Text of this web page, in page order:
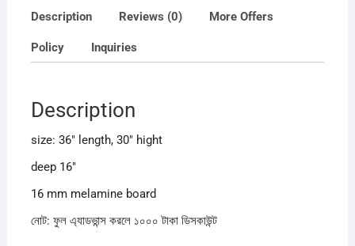
Description Reviews (0) More Offers
Policy Inquiries
Description
size: 36″ length, 30″ hight
deep 16″
16 mm melamine board
নোট: ফুল এ্যাডভান্স করলে ১০০০ টাকা ডিসকাউন্ট